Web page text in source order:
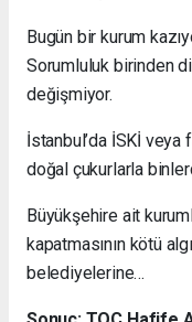
Bugün bir kurum
Sorumluluk birinden
değişmiyor.
İstanbul’da İSKİ veya
doğal çukurlarla
Büyükşehire ait
kapatmasının kötü
belediyelerine…